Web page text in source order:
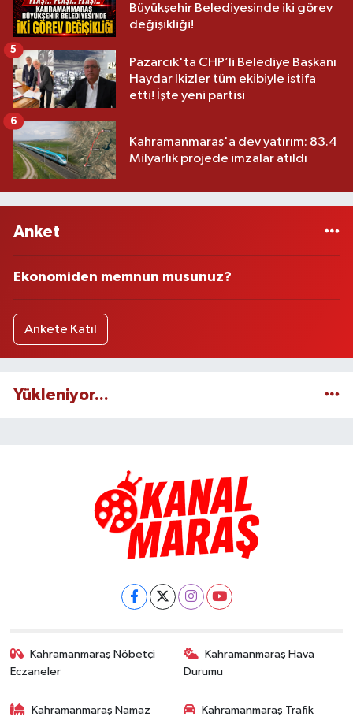
Büyükşehir Belediyesinde iki görev
değişikliği!
Pazarcık'ta CHP’li Belediye Başkanı
Haydar İkizler tüm ekibiyle istifa
etti! İşte yeni partisi
5
Kahramanmaraş'a dev yatırım: 83.4
Milyarlık projede imzalar atıldı
6
Anket
Ekonomiden memnun musunuz?
Ankete Katıl
Yükleniyor...
Kahramanmaraş Nöbetçi
Eczaneler
Kahramanmaraş Hava
Durumu
Kahramanmaraş Namaz
Kahramanmaraş Trafik